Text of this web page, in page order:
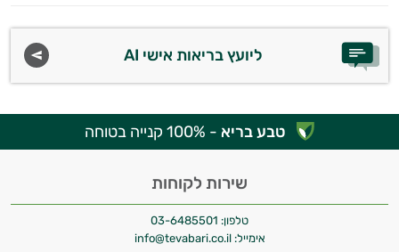
ליועץ בריאות אישי AI
טבע בריא - 100% קנייה בטוחה
שירות לקוחות
טלפון: 03-6485501
אימייל: info@tevabari.co.il